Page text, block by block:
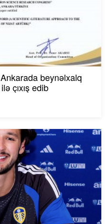
beynəlxalq
çıxış edib